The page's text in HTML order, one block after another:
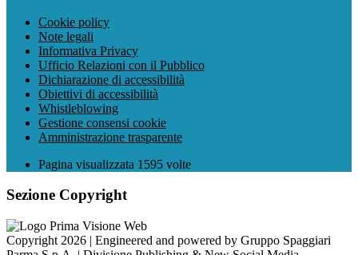
Cookie policy
Note legali
Informativa Privacy
Ufficio Relazioni con il Pubblico
Dichiarazione di accessibilità
Obiettivi di accessibilità
Whistleblowing
Gestione consensi cookie
Amministrazione trasparente
Pagina visualizzata 1595 volte
Sezione Copyright
Copyright 2026 | Engineered and powered by Gruppo Spaggiari